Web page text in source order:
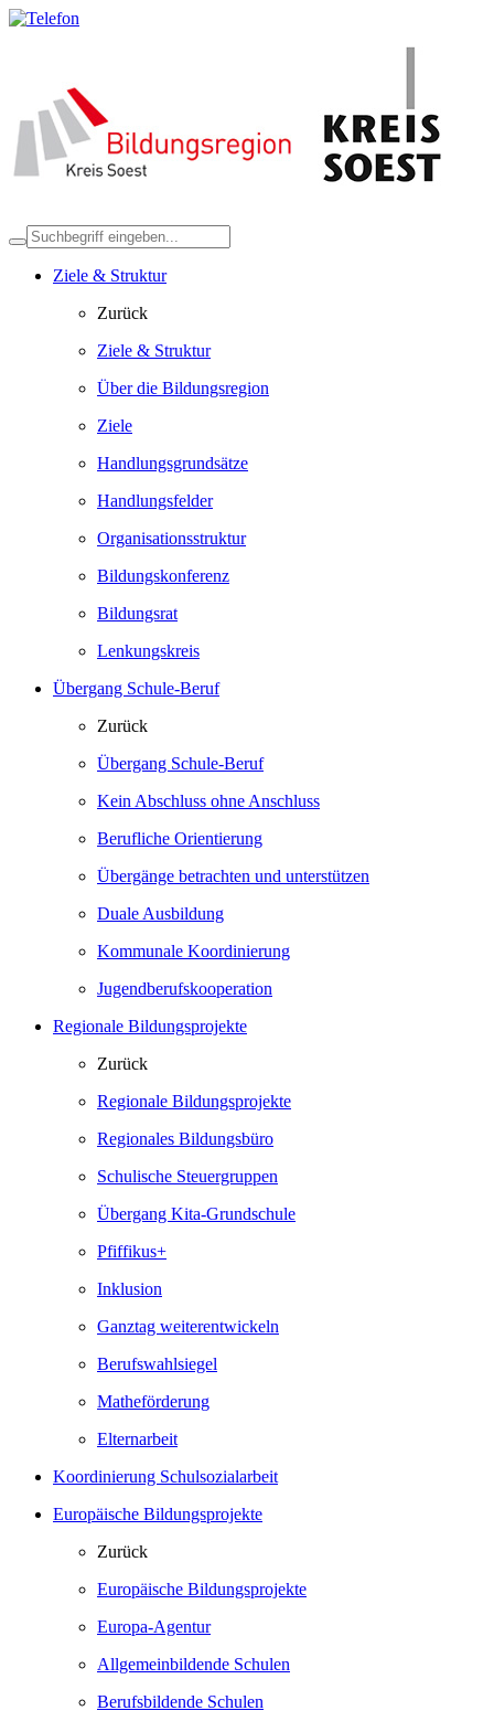
Ziele & Struktur
Zurück
Ziele & Struktur
Über die Bildungsregion
Ziele
Handlungsgrundsätze
Handlungsfelder
Organisationsstruktur
Bildungskonferenz
Bildungsrat
Lenkungskreis
Übergang Schule-Beruf
Zurück
Übergang Schule-Beruf
Kein Abschluss ohne Anschluss
Berufliche Orientierung
Übergänge betrachten und unterstützen
Duale Ausbildung
Kommunale Koordinierung
Jugendberufskooperation
Regionale Bildungsprojekte
Zurück
Regionale Bildungsprojekte
Regionales Bildungsbüro
Schulische Steuergruppen
Übergang Kita-Grundschule
Pfiffikus+
Inklusion
Ganztag weiterentwickeln
Berufswahlsiegel
Matheförderung
Elternarbeit
Koordinierung Schulsozialarbeit
Europäische Bildungsprojekte
Zurück
Europäische Bildungsprojekte
Europa-Agentur
Allgemeinbildende Schulen
Berufsbildende Schulen